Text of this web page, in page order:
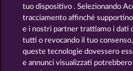
AURA OF JUPITER
tuo dispositivo . Selezionando
tracciamento affinché
e i nostri partner trattiamo i dati
tutti o revocando il tuo
queste tecnologie dovessero
e annunci visualizzati